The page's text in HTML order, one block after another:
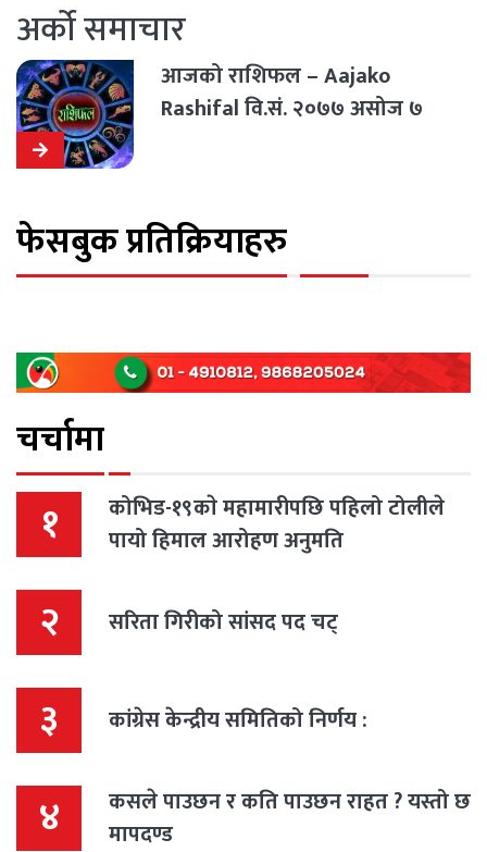
अर्को समाचार
आजको राशिफल – Aajako
Rashifal वि.सं. २०७७ असोज ७
फेसबुक प्रतिक्रियाहरु
चर्चामा
१
कोभिड-१९काे महामारीपछि पहिलो टोलीले
पायो हिमाल आरोहण अनुमति
२ सरिता गिरीको सांसद पद चट्
३ कांग्रेस केन्द्रीय समितिको निर्णय :
४
कसले पाउछन र कति पाउछन राहत ? यस्तो छ
मापदण्ड